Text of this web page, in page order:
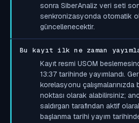
sonra SiberAnaliz veri seti
senkronizasyonda otomatik
güncellenecektir.
Bu kayıt ilk ne zaman
Kayıt resmi USOM
13:37 tarihinde yayımlandı.
korelasyonu çalışmalarınızda
noktası olarak alabilirsiniz;
saldırgan tarafından aktif
başlanma tarihi yayım